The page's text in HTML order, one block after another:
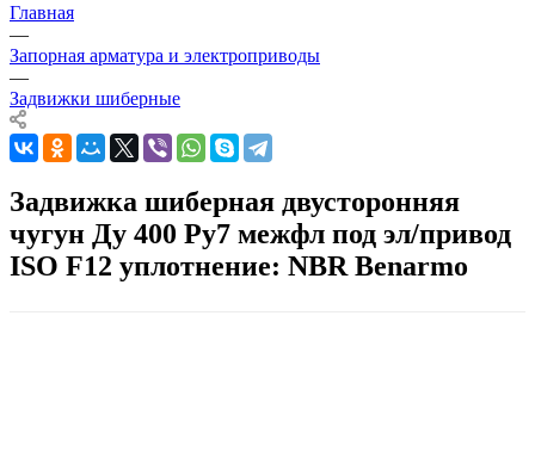
Главная
—
Запорная арматура и электроприводы
—
Задвижки шиберные
Задвижка шиберная двусторонняя
чугун Ду 400 Ру7 межфл под эл/привод
ISO F12 уплотнение: NBR Benarmo